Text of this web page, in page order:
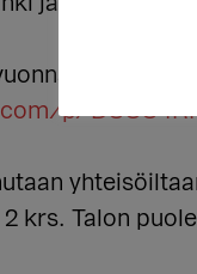
p/
krs. Talon